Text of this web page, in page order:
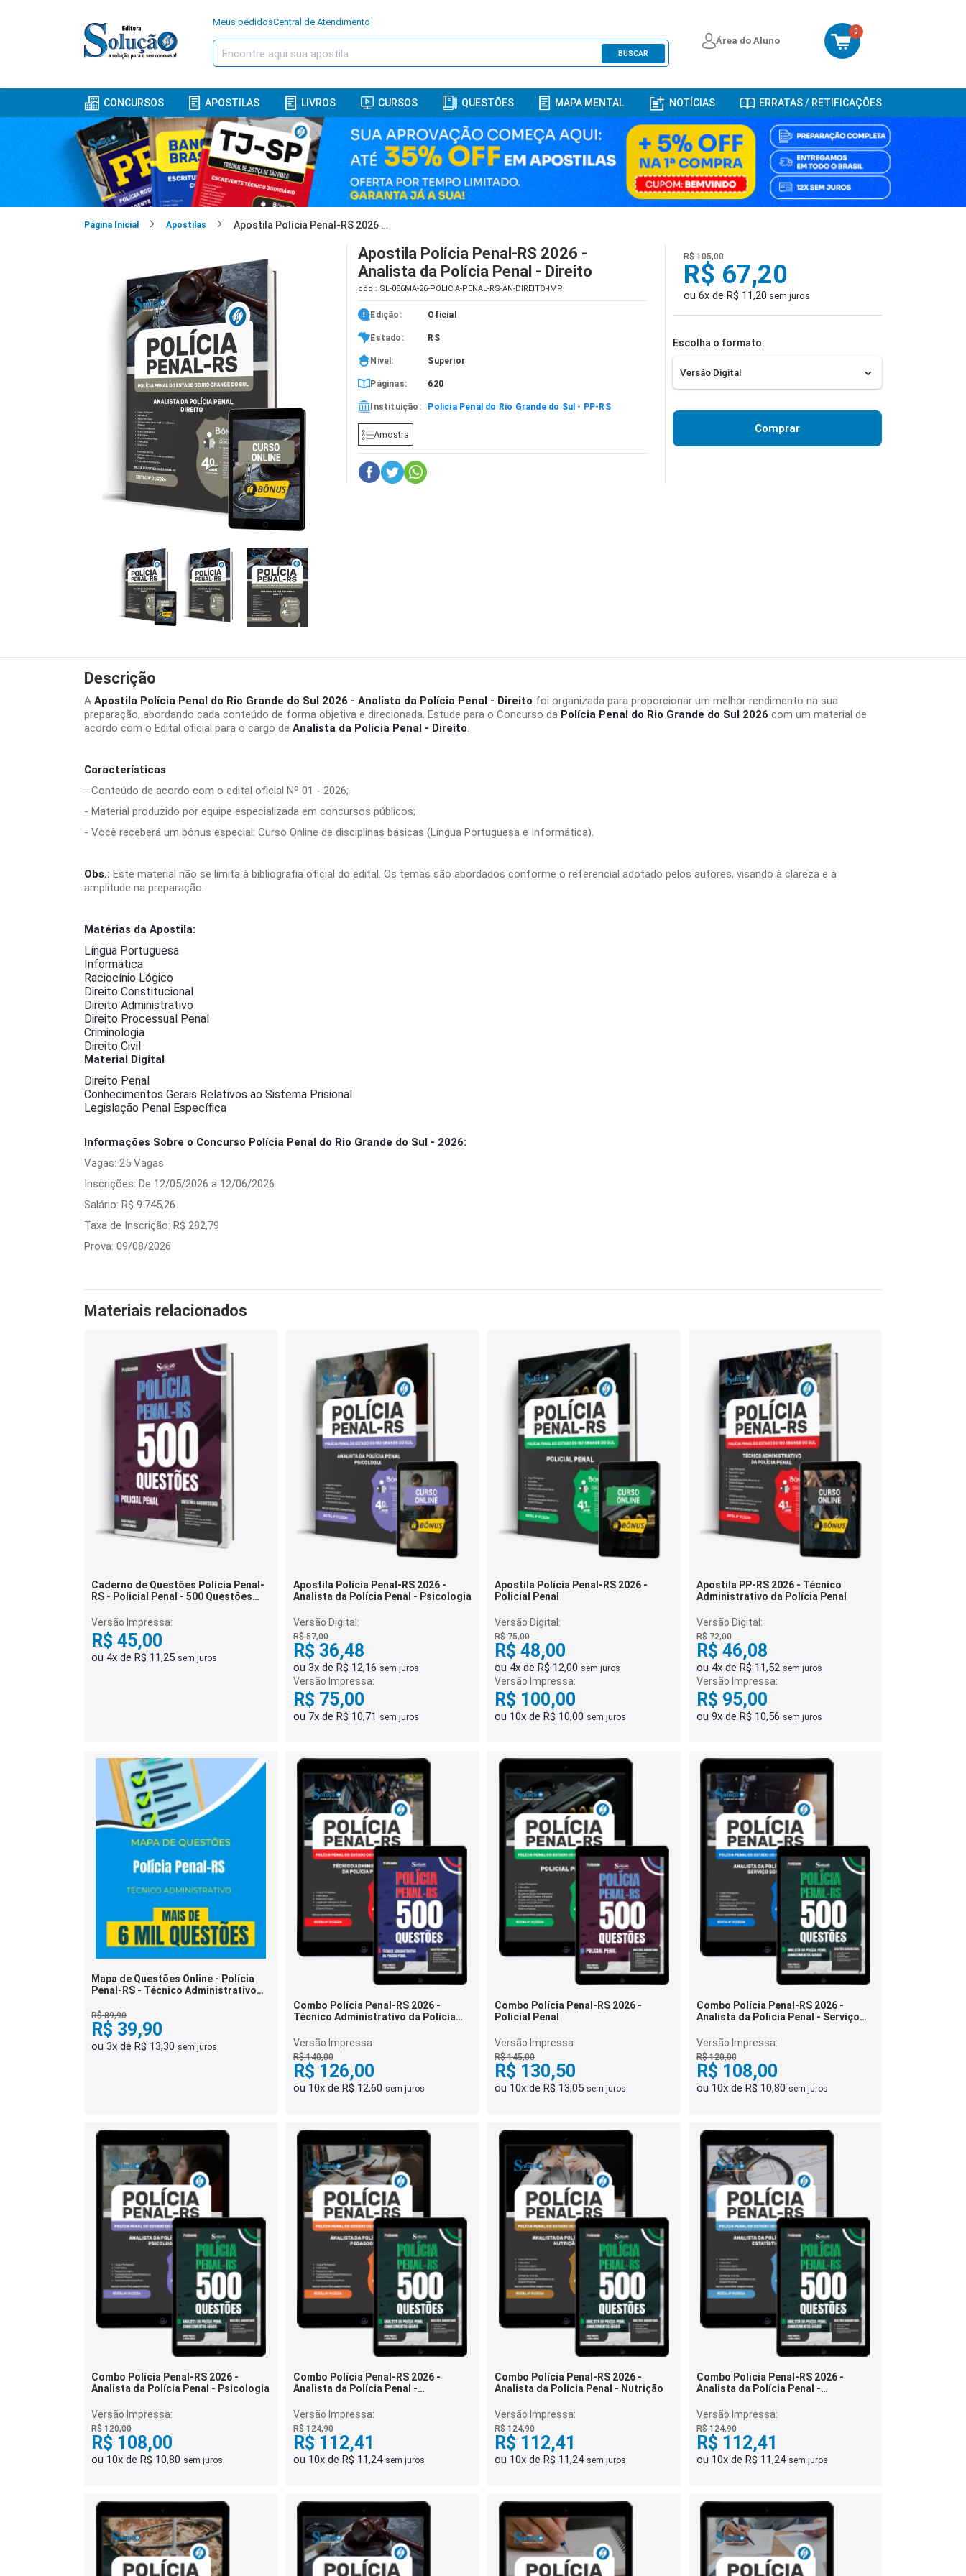
Meus pedidosCentral de Atendimento
BUSCAR
Área do Aluno
0
CONCURSOS APOSTILAS LIVROS CURSOS QUESTÕES MAPA MENTAL NOTÍCIAS ERRATAS / RETIFICAÇÕES
Página Inicial Apostilas Apostila Polícia Penal-RS 2026 - Analista da Polícia Penal - Direito
Apostila Polícia Penal-RS 2026 -
Analista da Polícia Penal - Direito
cód.: SL-086MA-26-POLICIA-PENAL-RS-AN-DIREITO-IMP
Edição: Oficial
Estado: RS
Nível: Superior
Páginas: 620
Instituição: Polícia Penal do Rio Grande do Sul - PP-RS
Amostra
R$ 105,00
R$ 67,20
ou 6x de R$ 11,20 sem juros
Escolha o formato:
Comprar
Descrição
A Apostila Polícia Penal do Rio Grande do Sul 2026 - Analista da Polícia Penal - Direito foi organizada para proporcionar um melhor rendimento na sua
preparação, abordando cada conteúdo de forma objetiva e direcionada. Estude para o Concurso da Polícia Penal do Rio Grande do Sul 2026 com um material de
acordo com o Edital oficial para o cargo de Analista da Polícia Penal - Direito.
Características
- Conteúdo de acordo com o edital oficial Nº 01 - 2026;
- Material produzido por equipe especializada em concursos públicos;
- Você receberá um bônus especial: Curso Online de disciplinas básicas (Língua Portuguesa e Informática).
Obs.: Este material não se limita à bibliografia oficial do edital. Os temas são abordados conforme o referencial adotado pelos autores, visando à clareza e à
amplitude na preparação.
Matérias da Apostila:
Língua Portuguesa
Informática
Raciocínio Lógico
Direito Constitucional
Direito Administrativo
Direito Processual Penal
Criminologia
Direito Civil
Material Digital
Direito Penal
Conhecimentos Gerais Relativos ao Sistema Prisional
Legislação Penal Específica
Informações Sobre o Concurso Polícia Penal do Rio Grande do Sul - 2026:
Vagas: 25 Vagas
Inscrições: De 12/05/2026 a 12/06/2026
Salário: R$ 9.745,26
Taxa de Inscrição: R$ 282,79
Prova: 09/08/2026
Materiais relacionados
Caderno de Questões Polícia Penal-
RS - Policial Penal - 500 Questões
Versão Impressa:
R$ 45,00
ou 4x de R$ 11,25 sem juros
Apostila Polícia Penal-RS 2026 -
Analista da Polícia Penal - Psicologia
Versão Digital:
R$ 57,00
R$ 36,48
ou 3x de R$ 12,16 sem juros
Versão Impressa:
R$ 75,00
ou 7x de R$ 10,71 sem juros
Apostila Polícia Penal-RS 2026 -
Policial Penal
Versão Digital:
R$ 75,00
R$ 48,00
ou 4x de R$ 12,00 sem juros
Versão Impressa:
R$ 100,00
ou 10x de R$ 10,00 sem juros
Apostila PP-RS 2026 - Técnico
Administrativo da Polícia Penal
Versão Digital:
R$ 72,00
R$ 46,08
ou 4x de R$ 11,52 sem juros
Versão Impressa:
R$ 95,00
ou 9x de R$ 10,56 sem juros
Mapa de Questões Online - Polícia
Penal-RS - Técnico Administrativo
R$ 89,90
R$ 39,90
ou 3x de R$ 13,30 sem juros
Combo Polícia Penal-RS 2026 -
Técnico Administrativo da Polícia
Versão Impressa:
R$ 140,00
R$ 126,00
ou 10x de R$ 12,60 sem juros
Combo Polícia Penal-RS 2026 -
Policial Penal
Versão Impressa:
R$ 145,00
R$ 130,50
ou 10x de R$ 13,05 sem juros
Combo Polícia Penal-RS 2026 -
Analista da Polícia Penal - Serviço
Versão Impressa:
R$ 120,00
R$ 108,00
ou 10x de R$ 10,80 sem juros
Combo Polícia Penal-RS 2026 -
Analista da Polícia Penal - Psicologia
Versão Impressa:
R$ 120,00
R$ 108,00
ou 10x de R$ 10,80 sem juros
Combo Polícia Penal-RS 2026 -
Analista da Polícia Penal -
Versão Impressa:
R$ 124,90
R$ 112,41
ou 10x de R$ 11,24 sem juros
Combo Polícia Penal-RS 2026 -
Analista da Polícia Penal - Nutrição
Versão Impressa:
R$ 124,90
R$ 112,41
ou 10x de R$ 11,24 sem juros
Combo Polícia Penal-RS 2026 -
Analista da Polícia Penal -
Versão Impressa:
R$ 124,90
R$ 112,41
ou 10x de R$ 11,24 sem juros